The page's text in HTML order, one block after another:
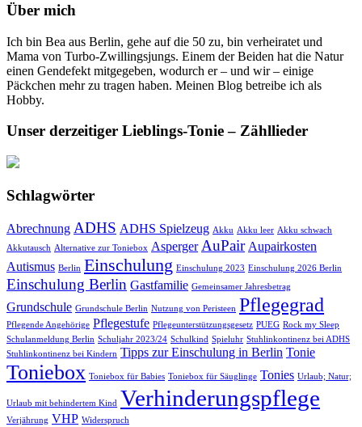
Über mich
Ich bin Bea aus Berlin, gehe auf die 50 zu, bin verheiratet und
Mama von Turbo-Zwillingsjungs. Einem der Beiden hat die Natur
einen Gendefekt mitgegeben, wodurch er – und wir – einige
Päckchen mehr zu tragen haben. Meinen Blog betreibe ich als
Hobby.
Unser derzeitiger Lieblings-Tonie – Zähllieder
Schlagwörter
Abrechnung ADHS ADHS Spielzeug Akku Akku leer Akku schwach
Akkutausch Alternative zur Toniebox Asperger AuPair Aupairkosten
Autismus Berlin Einschulung Einschulung 2023 Einschulung 2026 Berlin
Einschulung Berlin Gastfamilie Gemeinsamer Jahresbetrag
Grundschule Grundschule Berlin Nutzung von Peristeen Pflegegrad
Pflegende Angehörige Pflegestufe Pflegeunterstützungsgesetz PUEG Rock my Sleep
Schulanmeldung Berlin Schuljahr 2023/24 Schulkind Spieluhr Stuhlinkontinenz bei ADHS
Stuhlinkontinenz bei Kindern Tipps zur Einschulung in Berlin Tonie
Toniebox Toniebox für Babies Toniebox für Säuglinge Tonies Urlaub; Natur;
Urlaub mit behindertem Kind Verhinderungspflege
Verjährung VHP Widerspruch